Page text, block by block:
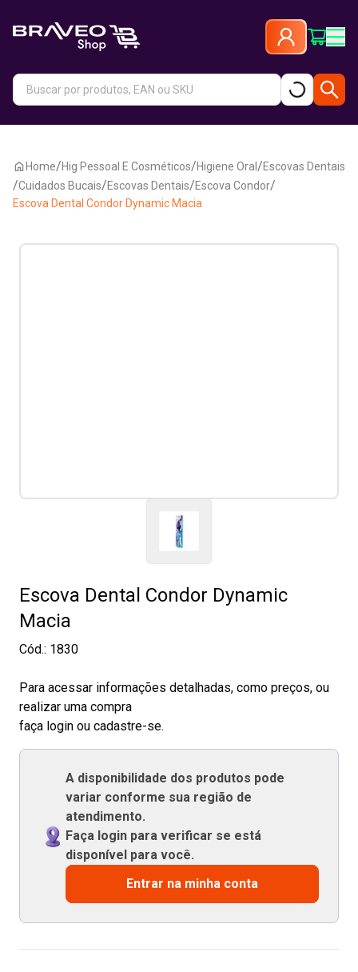
Home/Hig Pessoal E Cosméticos/Higiene Oral /Escovas Dentais
/Cuidados Bucais/Escovas Dentais/Escova Condor/
Escova Dental Condor Dynamic Macia
Escova Dental Condor Dynamic
Macia
Cód.: 1830
Para acessar informações detalhadas, como preços, ou
realizar uma compra
faça login ou cadastre-se.
A disponibilidade dos produtos pode
variar conforme sua região de
atendimento.
Faça login para verificar se está
disponível para você.
Entrar na minha conta